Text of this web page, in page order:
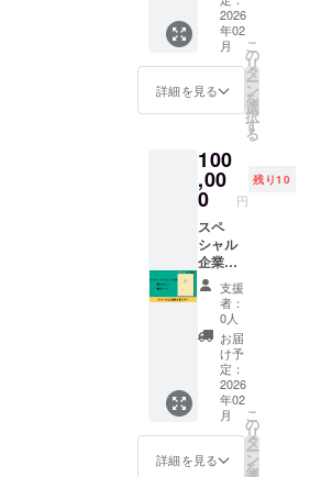
12,900
円上乗
せ＝13
冊お届
け ※送
売価格
は1冊
5,000円
の予定
です
お任せ
願いま
す。 ※
ニック
ネーム
す。 ※
掲載す
るお名
前は備
考欄に
必ずご
記入く
ださ
い。 上
乗せ支
援で、
冊数を
増やせ
ます！
4,300円
上乗せ
＝1冊上
乗せ
ノー
ト）完
成版に
掲載い
たしま
す。 ま
た、
NOTE（
ハッパ
ノー
ト）完
成版を1
冊お送
りいた
しま
す。 ※
掲載箇
所、サ
イズは
こちら
にお任
せくだ
さい。
※ニック
ネーム
2026
年02
月
詳細を見る
こ
の
リ
タ
ー
ン
を
選
択
す
る
100
,00
0 円
残り10
スペ
シャル
企業ス
ポン
サー ‐会
社のロ
ゴ＋QR
コード
HAPPA
NOTE（
ハッパ
ノー
ト）完
支援
者：
0人
お届
け予
定：
2026
年02
月
詳細を見る
こ
の
リ
タ
ー
ン
を